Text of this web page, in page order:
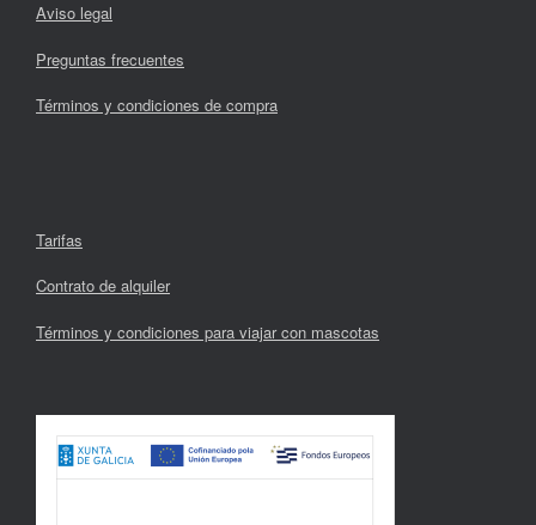
Aviso legal
Preguntas frecuentes
Términos y condiciones de compra
Tarifas
Contrato de alquiler
Términos y condiciones para viajar con mascotas